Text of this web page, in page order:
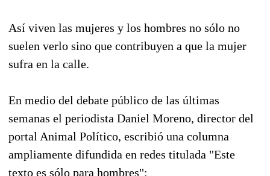
Así viven las mujeres y los hombres no sólo no
suelen verlo sino que contribuyen a que la mujer
sufra en la calle.
En medio del debate público de las últimas
semanas el periodista Daniel Moreno, director del
portal Animal Político, escribió una columna
ampliamente difundida en redes titulada "Este
texto es sólo para hombres":